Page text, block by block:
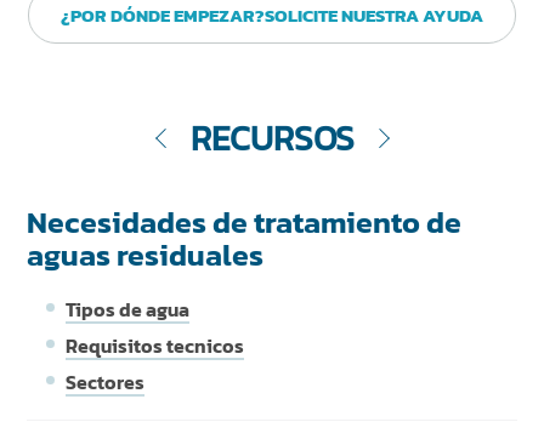
¿POR DÓNDE EMPEZAR?SOLICITE NUESTRA AYUDA
RECURSOS
Necesidades de tratamiento de
aguas residuales
Tipos de agua
Requisitos tecnicos
Sectores